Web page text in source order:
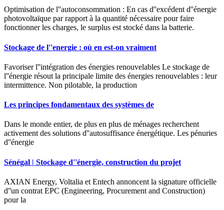
Optimisation de l''autoconsommation : En cas d''excédent d''énergie
photovoltaïque par rapport à la quantité nécessaire pour faire
fonctionner les charges, le surplus est stocké dans la batterie.
Stockage de l''energie : où en est-on vraiment
Favoriser l''intégration des énergies renouvelables Le stockage de
l''énergie résout la principale limite des énergies renouvelables : leur
intermittence. Non pilotable, la production
Les principes fondamentaux des systèmes de
Dans le monde entier, de plus en plus de ménages recherchent
activement des solutions d''autosuffisance énergétique. Les pénuries
d''énergie
Sénégal | Stockage d''énergie, construction du projet
AXIAN Energy, Voltalia et Entech annoncent la signature officielle
d''un contrat EPC (Engineering, Procurement and Construction)
pour la